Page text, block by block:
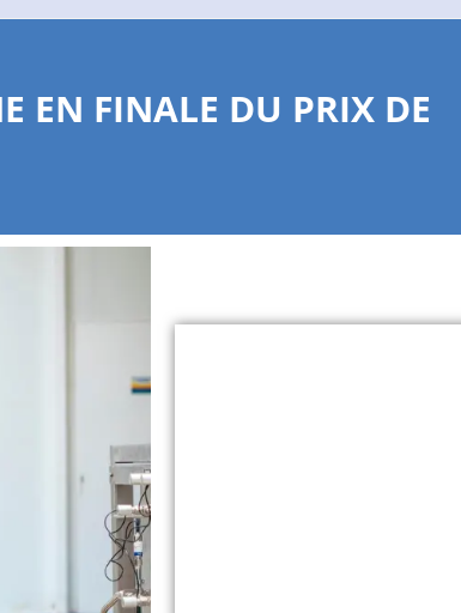
EN FINALE DU PRIX DE